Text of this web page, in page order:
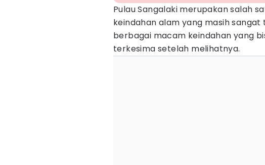
Pulau Sangalaki merupakan salah
keindahan alam yang masih sangat
berbagai macam keindahan yang
terkesima setelah melihatnya.